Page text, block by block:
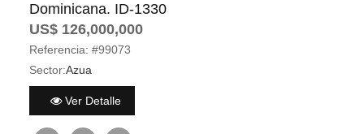
Dominicana. ID-1330
US$ 126,000,000
Referencia: #99073
Sector:Azua
Ver Detalle